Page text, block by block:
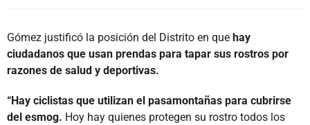
Gómez justificó la posición del Distrito en que hay
ciudadanos que usan prendas para tapar sus rostros por
razones de salud y deportivas.
“Hay ciclistas que utilizan el pasamontañas para cubrirse
del esmog. Hoy hay quienes protegen su rostro todos los